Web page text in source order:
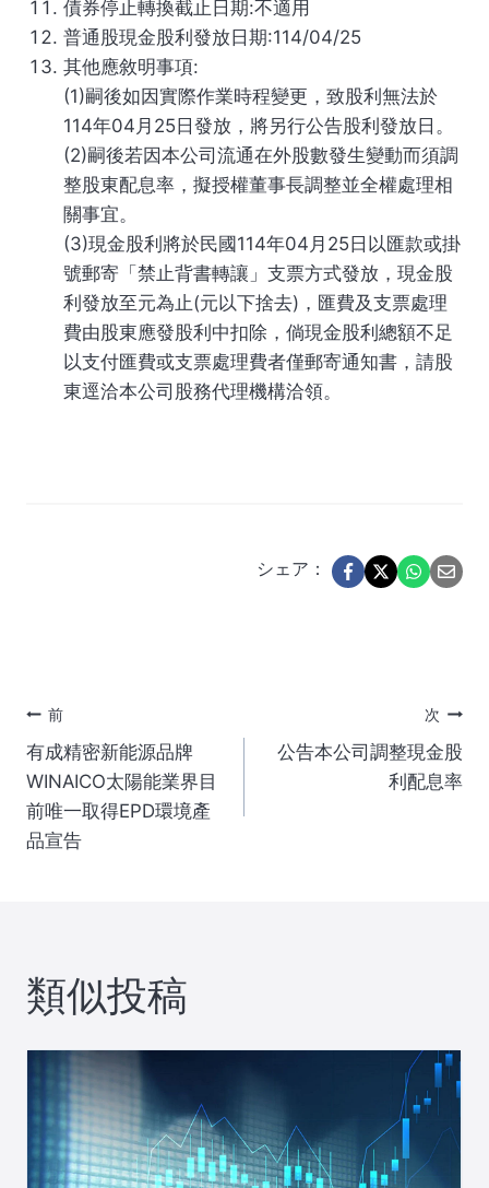
債券停止轉換截止日期:不適用
普通股現金股利發放日期:114/04/25
其他應敘明事項:
(1)嗣後如因實際作業時程變更，致股利無法於
114年04月25日發放，將另行公告股利發放日。
(2)嗣後若因本公司流通在外股數發生變動而須調
整股東配息率，擬授權董事長調整並全權處理相
關事宜。
(3)現金股利將於民國114年04月25日以匯款或掛
號郵寄「禁止背書轉讓」支票方式發放，現金股
利發放至元為止(元以下捨去)，匯費及支票處理
費由股東應發股利中扣除，倘現金股利總額不足
以支付匯費或支票處理費者僅郵寄通知書，請股
東逕洽本公司股務代理機構洽領。
シェア：
投
稿
ナ
ー
シ
ョ
ン
前
有成精密新能源品牌
WINAICO太陽能業界目
前唯一取得EPD環境產
品宣告
次
公告本公司調整現金股
利配息率
類似投稿